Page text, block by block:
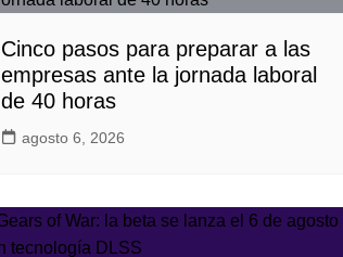
Cinco pasos para preparar a las
empresas ante la jornada laboral
de 40 horas
agosto 6, 2026